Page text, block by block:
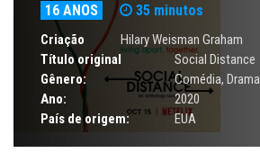
16 ANOS 35 minutos
Criação
Hilary Weisman Graham
Título original
Social Distance
Gênero:
Comédia, Drama
Ano:
2020
País de origem:
EUA